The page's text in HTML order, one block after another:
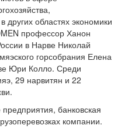
областях экономики
профессор Ханон
в Нарве Николай
горсобрания Елена
Юри Колло. Среди
29 нарвитян и 22
банковская
компании.